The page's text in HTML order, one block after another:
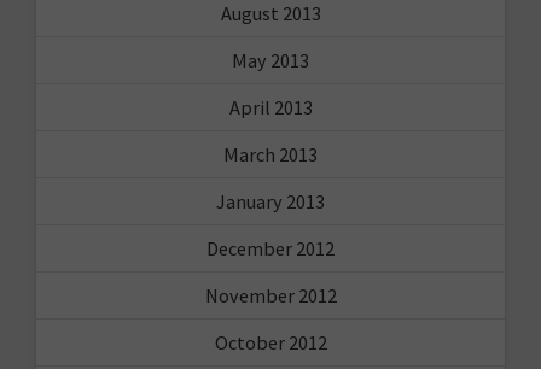
August 2013
May 2013
April 2013
March 2013
January 2013
December 2012
November 2012
October 2012